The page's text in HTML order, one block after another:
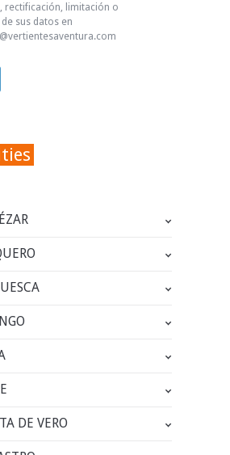
rectificación, limitación o
sus datos en
DE VERO